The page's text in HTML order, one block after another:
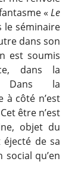
« Le
le séminaire
dans son
est soumis
dans la
la
à côté n’est
être n’est
objet du
de sa
qu’en